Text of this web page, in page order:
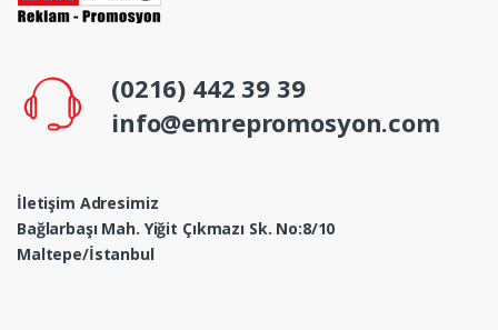
(0216) 442 39 39
info@emrepromosyon.com
İletişim Adresimiz
Bağlarbaşı Mah. Yiğit Çıkmazı Sk. No:8/10
Maltepe/İstanbul